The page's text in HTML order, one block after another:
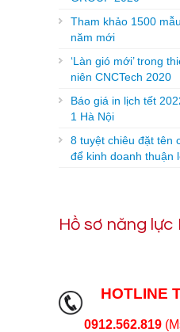
Tham khảo 1500
năm mới
‘Làn gió mới’ trong
niên CNCTech 2020
Báo giá in lịch tết
1 Hà Nội
8 tuyệt chiêu đặt tên
để kinh doanh thuận
Hồ sơ năng lực
HOTLINE
0912.562.819